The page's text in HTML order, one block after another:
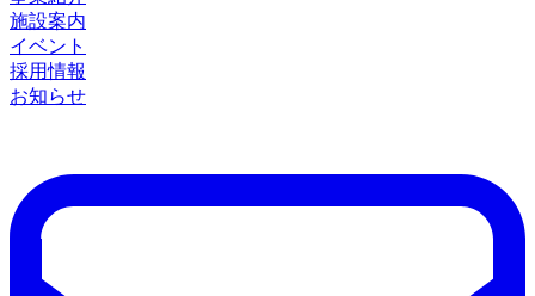
施設案内
イベント
採用情報
お知らせ